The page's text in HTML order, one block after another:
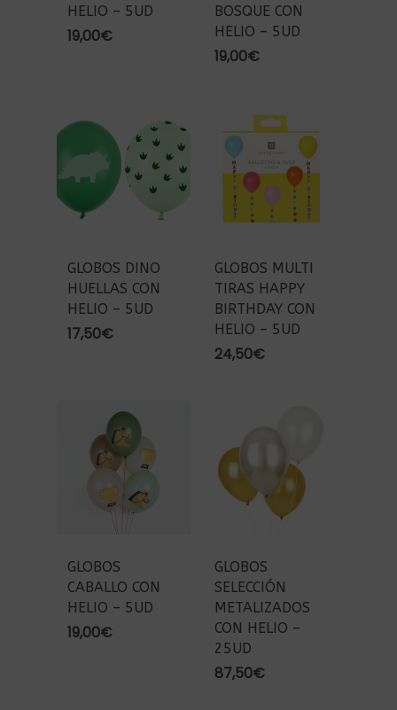
HELIO – 5UD
19,00€
BOSQUE CON
HELIO – 5UD
19,00€
GLOBOS DINO
HUELLAS CON
HELIO – 5UD
17,50€
GLOBOS MULTI
TIRAS HAPPY
BIRTHDAY CON
HELIO – 5UD
24,50€
GLOBOS
CABALLO CON
HELIO – 5UD
19,00€
GLOBOS
SELECCIÓN
METALIZADOS
CON HELIO –
25UD
87,50€